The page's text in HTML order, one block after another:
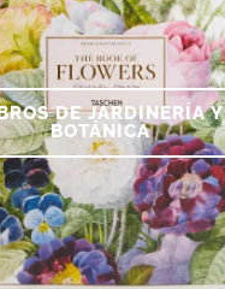
DE JARDINERÍA Y
BOTÁNICA